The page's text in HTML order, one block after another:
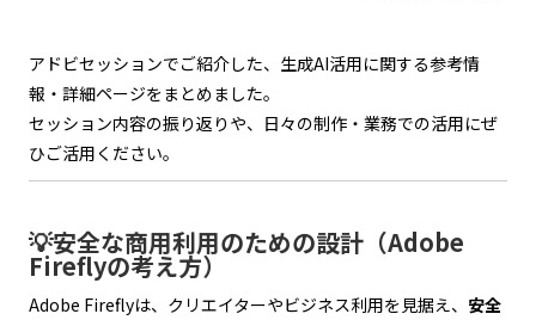
アドビセッションでご紹介した、生成AI活用に関する参考情
報・詳細ページをまとめました。
セッション内容の振り返りや、日々の制作・業務での活用にぜ
ひご活用ください。
💡安全な商用利用のための設計（Adobe
Fireflyの考え方）
Adobe Fireflyは、クリエイターやビジネス利用を見据え、 安全